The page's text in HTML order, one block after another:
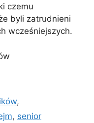
czemu
byli zatrudnieni
wcześniejszych.
,
, senior